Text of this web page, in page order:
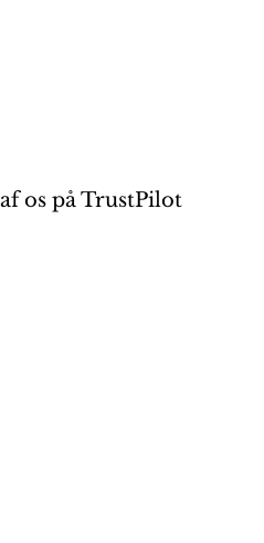
os på TrustPilot